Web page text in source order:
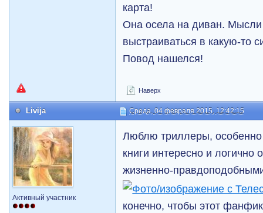
карта!
Она осела на диван. Мысли
выстраиваться в какую-то
Повод нашелся!
Наверх
Livija Среда, 04 февраля 2015, 12:42:15
Активный участник
Люблю триллеры, особенно
книги интересно и логично
жизненно-
конечно, чтобы этот